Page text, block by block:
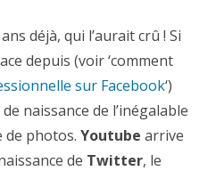
déjà, qui l’aurait crû ! Si
depuis (voir ‘comment
sur Facebook‘)
naissance de l’inégalable
de photos. Youtube arrive
de Twitter, le